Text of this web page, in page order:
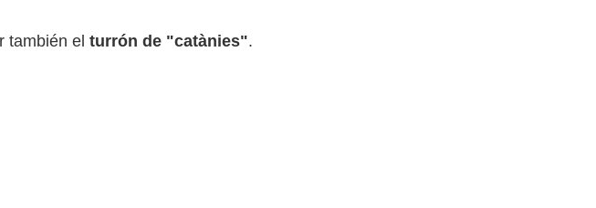
también el turrón de "catànies".